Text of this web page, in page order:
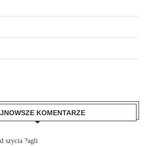
KOMENTARZE
szycia ?agli